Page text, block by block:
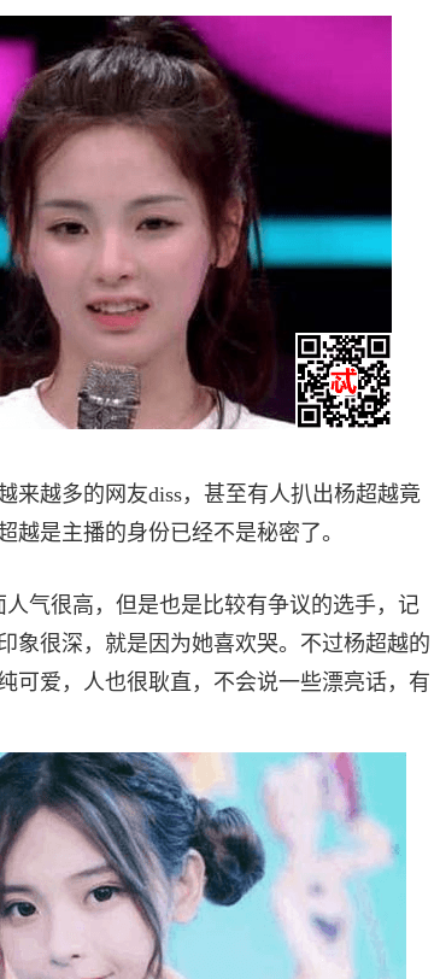
越多的网友diss，甚至有人扒出杨超越竟
越是主播的身份已经不是秘密了。
气很高，但是也是比较有争议的选手，记
象很深，就是因为她喜欢哭。不过杨超越的
可爱，人也很耿直，不会说一些漂亮话，有